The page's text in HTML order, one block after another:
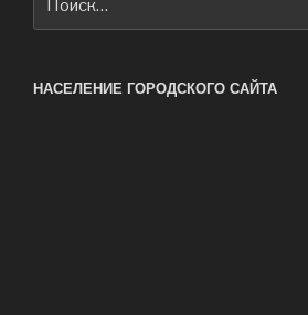
НАСЕЛЕНИЕ ГОРОДСКОГО САЙТА